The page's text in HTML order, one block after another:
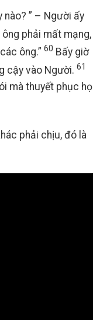
” – Người ấy
phải mất mạng,
ông.” 60 Bấy giờ
cậy vào Người. 61
mà thuyết phục họ
phải chịu, đó là